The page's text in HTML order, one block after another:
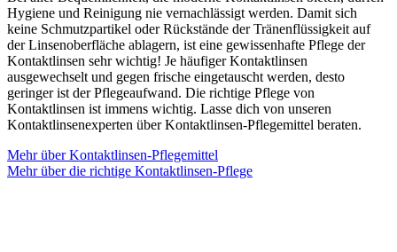
Hygiene und Reinigung nie vernachlässigt werden. Damit sich
keine Schmutzpartikel oder Rückstände der Tränenflüssigkeit auf
der Linsenoberfläche ablagern, ist eine gewissenhafte Pflege der
Kontaktlinsen sehr wichtig! Je häufiger Kontaktlinsen
ausgewechselt und gegen frische eingetauscht werden, desto
geringer ist der Pflegeaufwand. Die richtige Pflege von
Kontaktlinsen ist immens wichtig. Lasse dich von unseren
Kontaktlinsenexperten über Kontaktlinsen-Pflegemittel beraten.
Mehr über Kontaktlinsen-Pflegemittel
Mehr über die richtige Kontaktlinsen-Pflege